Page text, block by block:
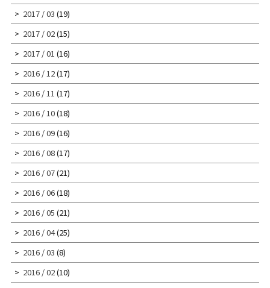
2017 / 03 (19)
2017 / 02(15)
2017 / 01 (16)
2016 / 12(17)
2016 / 11 (17)
2016 / 10(18)
2016 / 09(16)
2016 / 08(17)
2016 / 07(21)
2016 / 06(18)
2016 / 05 (21)
2016 / 04(25)
2016 / 03 (8)
2016 / 02(10)